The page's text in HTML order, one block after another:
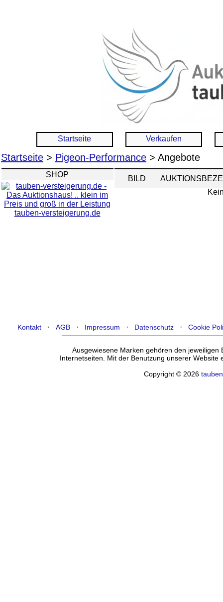
Startseite Verkaufen
Startseite > Pigeon-Performance > Angebote
SHOP
tauben-versteigerung.de
BILD
Kontakt · AGB · Impressum · Datenschutz · Cookie
Ausgewiesene Marken gehören den
Internetseiten. Mit der Benutzung unserer Website
Copyright © 2026